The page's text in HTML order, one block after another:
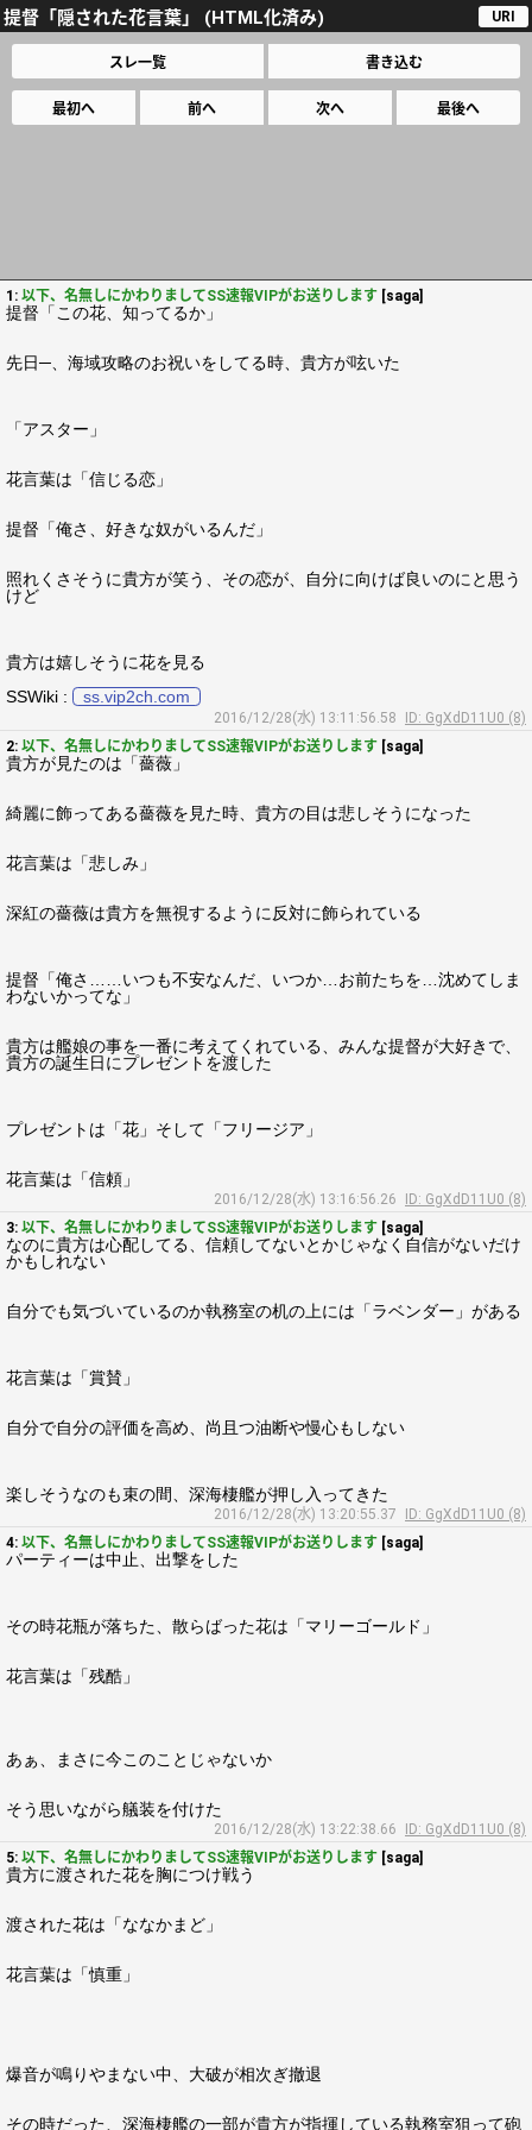
提督「隠された花言葉」 (HTML化済み) URI
スレ一覧 書き込む
最初へ 前へ 次へ 最後へ
1: 以下、名無しにかわりましてSS速報VIPがお送りします [saga]
提督「この花、知ってるか」
先日─、海域攻略のお祝いをしてる時、貴方が呟いた
「アスター」
花言葉は「信じる恋」
提督「俺さ、好きな奴がいるんだ」
照れくさそうに貴方が笑う、その恋が、自分に向けば良いのにと思う
けど
貴方は嬉しそうに花を見る
SSWiki :
ss.vip2ch.com
2016/12/28(水) 13:11:56.58
ID: GgXdD11U0 (8)
2: 以下、名無しにかわりましてSS速報VIPがお送りします [saga]
貴方が見たのは「薔薇」
綺麗に飾ってある薔薇を見た時、貴方の目は悲しそうになった
花言葉は「悲しみ」
深紅の薔薇は貴方を無視するように反対に飾られている
提督「俺さ……いつも不安なんだ、いつか…お前たちを…沈めてしま
わないかってな」
貴方は艦娘の事を一番に考えてくれている、みんな提督が大好きで、
貴方の誕生日にプレゼントを渡した
プレゼントは「花」そして「フリージア」
花言葉は「信頼」
2016/12/28(水) 13:16:56.26
ID: GgXdD11U0 (8)
3: 以下、名無しにかわりましてSS速報VIPがお送りします [saga]
なのに貴方は心配してる、信頼してないとかじゃなく自信がないだけ
かもしれない
自分でも気づいているのか執務室の机の上には「ラベンダー」がある
花言葉は「賞賛」
自分で自分の評価を高め、尚且つ油断や慢心もしない
楽しそうなのも束の間、深海棲艦が押し入ってきた
2016/12/28(水) 13:20:55.37
ID: GgXdD11U0 (8)
4: 以下、名無しにかわりましてSS速報VIPがお送りします [saga]
パーティーは中止、出撃をした
その時花瓶が落ちた、散らばった花は「マリーゴールド」
花言葉は「残酷」
あぁ、まさに今このことじゃないか
そう思いながら艤装を付けた
2016/12/28(水) 13:22:38.66
ID: GgXdD11U0 (8)
5: 以下、名無しにかわりましてSS速報VIPがお送りします [saga]
貴方に渡された花を胸につけ戦う
渡された花は「ななかまど」
花言葉は「慎重」
爆音が鳴りやまない中、大破が相次ぎ撤退
その時だった、深海棲艦の一部が貴方が指揮している執務室狙って砲